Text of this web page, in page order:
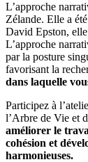
L’approche
Zélande. Elle a
David Epston, elle
L’approche
par la posture
favorisant la
dans laquelle
Participez à
l’Arbre de Vie et
améliorer le
cohésion et
harmonieuses.